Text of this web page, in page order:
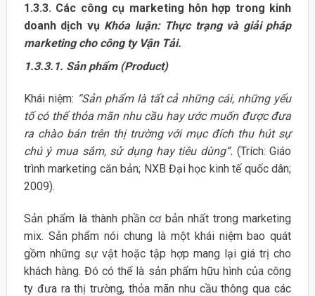
1.3.3. Các công cụ marketing hỗn hợp trong kinh
doanh dịch vụ Khóa luận: Thực trạng và giải pháp
marketing cho công ty Vận Tải.
1.3.3.1. Sản phẩm (Product)
Khái niệm: “Sản phẩm là tất cả những cái, những yếu
tố có thể thỏa mãn nhu cầu hay ước muốn được đưa
ra chào bán trên thị trường với mục đích thu hút sự
chú ý mua sắm, sử dụng hay tiêu dùng”. (Trích: Giáo
trình marketing căn bản; NXB Đại học kinh tế quốc dân;
2009).
Sản phẩm là thành phần cơ bản nhất trong marketing
mix. Sản phẩm nói chung là một khái niệm bao quát
gồm những sự vật hoặc tập hợp mang lại giá trị cho
khách hàng. Đó có thể là sản phẩm hữu hình của công
ty đưa ra thị trường, thỏa mãn nhu cầu thông qua các